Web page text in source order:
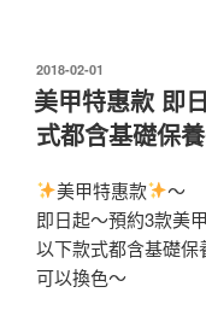
發
佈
於
2018-02-01
美甲特惠款 即
式都含基礎保
美甲特惠款
～
即日起～預約3款美
以下款式都含基礎保
可以換色～